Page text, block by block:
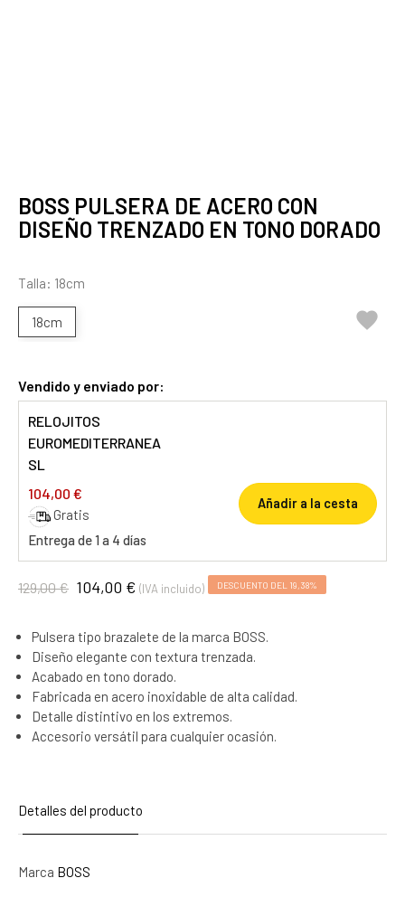
BOSS PULSERA DE ACERO CON
DISEÑO TRENZADO EN TONO DORADO
Talla: 18cm
18cm 
Vendido y enviado por:
RELOJITOS
EUROMEDITERRANEA
SL
104,00 €
Gratis
Entrega de 1 a 4 días
Añadir a la cesta
129,00 € 104,00 € (IVA incluido) DESCUENTO DEL 19,38%
Pulsera tipo brazalete de la marca BOSS.
Diseño elegante con textura trenzada.
Acabado en tono dorado.
Fabricada en acero inoxidable de alta calidad.
Detalle distintivo en los extremos.
Accesorio versátil para cualquier ocasión.
Detalles del producto
Marca BOSS